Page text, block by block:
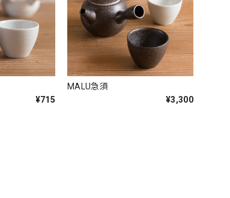
¥715
MALU急須
¥3,300